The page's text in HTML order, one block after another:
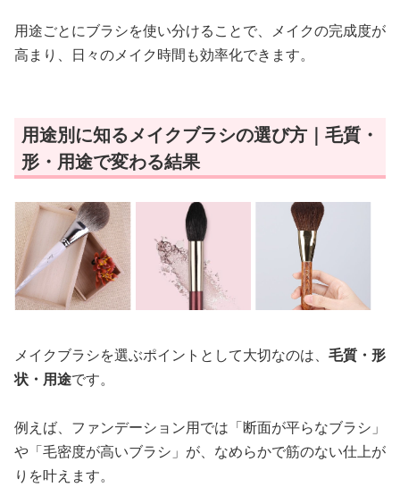
用途ごとにブラシを使い分けることで、メイクの完成度が
高まり、日々のメイク時間も効率化できます。
用途別に知るメイクブラシの選び方｜毛質・
形・用途で変わる結果
メイクブラシを選ぶポイントとして大切なのは、 毛質・形
状・用途です。
例えば、ファンデーション用では「断面が平らなブラシ」
や「毛密度が高いブラシ」が、なめらかで筋のない仕上が
りを叶えます。